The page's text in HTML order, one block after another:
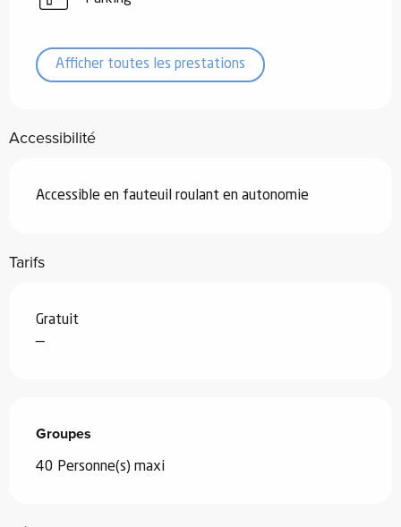
Afficher toutes les prestations
Accessibilité
Accessible en fauteuil roulant en autonomie
Tarifs
Gratuit
—
Groupes
Groupes
40 Personne(s) maxi